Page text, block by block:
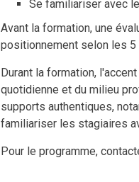
Se familiariser avec
Avant la formation, une
positionnement selon les 5
Durant la formation,
quotidienne et du milieu
supports authentiques,
familiariser les stagiaires
Pour le programme,